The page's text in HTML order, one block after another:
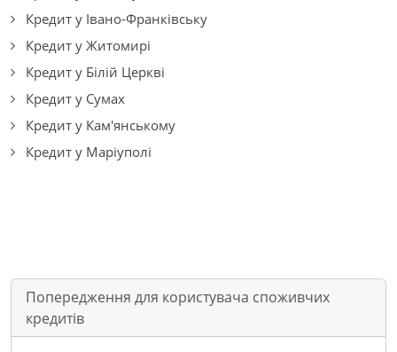
Кредит у Івано-Франківську
Кредит у Житомирі
Кредит у Білій Церкві
Кредит у Сумах
Кредит у Кам'янському
Кредит у Маріуполі
Попередження для користувача споживчих
кредитів